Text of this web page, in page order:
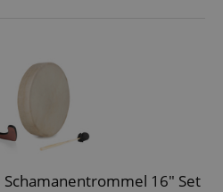
Meditation & spirituelle Praxis
Schamanentrommel 16" Set